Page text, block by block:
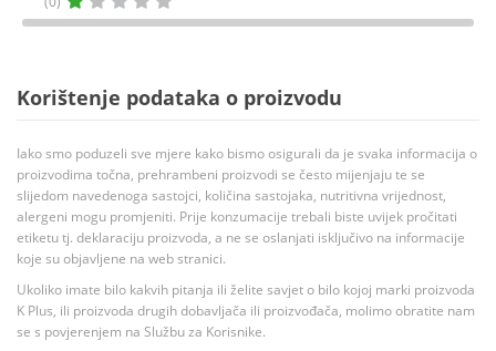
Korištenje podataka o proizvodu
Iako smo poduzeli sve mjere kako bismo osigurali da je svaka informacija o
proizvodima točna, prehrambeni proizvodi se često mijenjaju te se
slijedom navedenoga sastojci, količina sastojaka, nutritivna vrijednost,
alergeni mogu promjeniti. Prije konzumacije trebali biste uvijek pročitati
etiketu tj. deklaraciju proizvoda, a ne se oslanjati isključivo na informacije
koje su objavljene na web stranici.
Ukoliko imate bilo kakvih pitanja ili želite savjet o bilo kojoj marki proizvoda
K Plus, ili proizvoda drugih dobavljača ili proizvođača, molimo obratite nam
se s povjerenjem na Službu za Korisnike.